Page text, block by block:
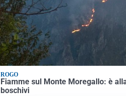
ROGO
Fiamme sul Monte Moregallo: è
boschivi